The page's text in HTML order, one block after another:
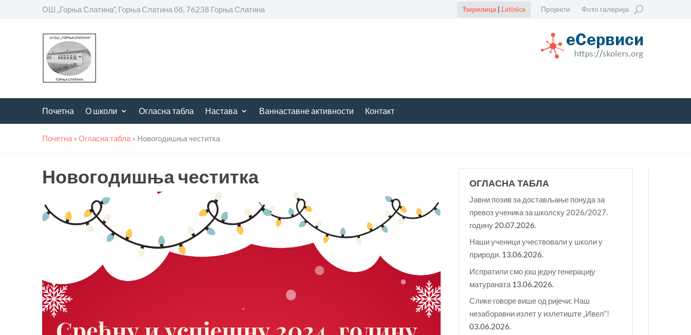
ОШ „Горња Слатина“, Горња Слатина бб, 76238 Горња Слатина Пројекти Фото галерија
Ћирилица| Latinica
Почетна О школи Огласна табла Настава Ваннаставне активности Контакт
Почетна » Огласна табла » Новогодишња честитка
Новогодишња честитка ОГЛАСНА ТАБЛА
Јавни позив за достављање понуда за
превоз ученика за школску 2026/2027.
годину 20.07.2026.
Наши ученици учествовали у школи у
природи. 13.06.2026.
Испратили смо још једну генерацију
матураната 13.06.2026.
Слике говоре више од ријечи: Наш
незаборавни излет у излетиште „Ивел“!
03.06.2026.